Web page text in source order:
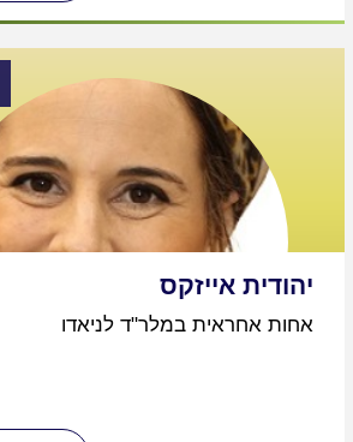
יהודית אייזקס
אחות אחראית במלר"ד לניאדו